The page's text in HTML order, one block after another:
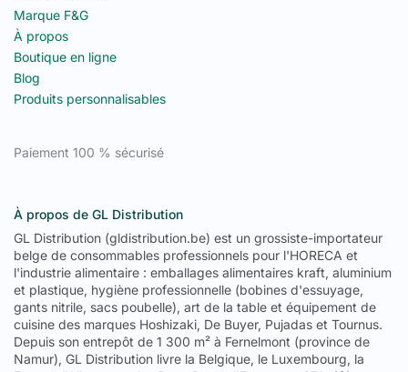
Marque F&G
À propos
Boutique en ligne
Blog
Produits personnalisables
Paiement 100 % sécurisé
À propos de GL Distribution
GL Distribution (gldistribution.be) est un grossiste-importateur
belge de consommables professionnels pour l'HORECA et
l'industrie alimentaire : emballages alimentaires kraft, aluminium
et plastique, hygiène professionnelle (bobines d'essuyage,
gants nitrile, sacs poubelle), art de la table et équipement de
cuisine des marques Hoshizaki, De Buyer, Pujadas et Tournus.
Depuis son entrepôt de 1 300 m² à Fernelmont (province de
Namur), GL Distribution livre la Belgique, le Luxembourg, la